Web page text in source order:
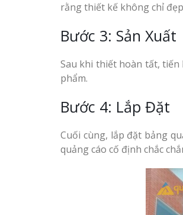
rằng thiết kế không chỉ
Bước 3: Sản Xuất
Sau khi thiết hoàn tất, tiến
phẩm.
Bước 4: Lắp Đặt
Cuối cùng, lắp đặt bảng
quảng cáo cố định chắc